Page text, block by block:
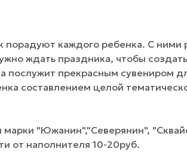
каждого ребенка. С ними
ждать праздника, чтобы
прекрасным сувениром
составлением целой
"Южанин","Северянин",
от наполнителя 10-20руб.